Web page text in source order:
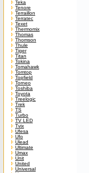
Teka
Tenore
Terraillon
Terratec
Texet
Thermomix
Thomas
Thomson
Thule
Tiger
Titan
Tokina
Tomahawk
Tomtop
Topfield
Torneo
Toshiba
Toyota
Treelogic
Trek
TS
Turbo
TV LED
Tvix
Ufesa
Ufo
Ulead
Ultimate
Umax
Unit
United
Universal